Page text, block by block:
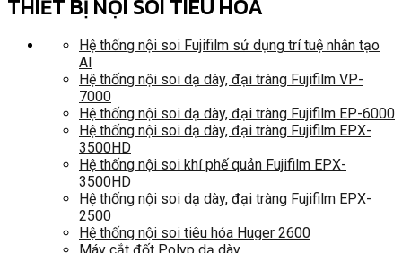
THIẾT BỊ NỘI SOI TIÊU HÓA
Hệ thống nội soi Fujifilm sử dụng trí tuệ nhân tạo
AI
Hệ thống nội soi dạ dày, đại tràng Fujifilm VP-
7000
Hệ thống nội soi dạ dày, đại tràng Fujifilm EP-6000
Hệ thống nội soi dạ dày, đại tràng Fujifilm EPX-
3500HD
Hệ thống nội soi khí phế quản Fujifilm EPX-
3500HD
Hệ thống nội soi dạ dày, đại tràng Fujifilm EPX-
2500
Hệ thống nội soi tiêu hóa Huger 2600